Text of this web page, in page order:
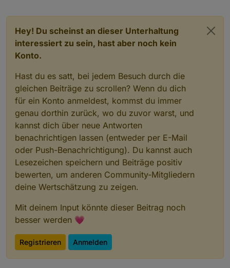
Hey! Du scheinst an dieser Unterhaltung
interessiert zu sein, hast aber noch kein
Konto.
Hast du es satt, bei jedem Besuch durch die
gleichen Beiträge zu scrollen? Wenn du dich
für ein Konto anmeldest, kommst du immer
genau dorthin zurück, wo du zuvor warst, und
kannst dich über neue Antworten
benachrichtigen lassen (entweder per E-Mail
oder Push-Benachrichtigung). Du kannst auch
Lesezeichen speichern und Beiträge positiv
bewerten, um anderen Community-Mitgliedern
deine Wertschätzung zu zeigen.
Mit deinem Input könnte dieser Beitrag noch
besser werden 💗
Registrieren Anmelden